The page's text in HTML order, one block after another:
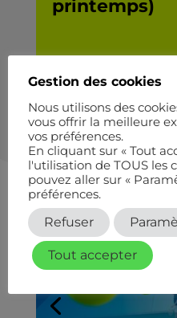
printemps)
SITE STADE
Gestion des cookies
Nous utilisons des
vous offrir la meilleure
vos préférences.
En cliquant sur « Tout
l'utilisation de TOUS les
pouvez aller sur «
préférences.
Refuser
Tout accepter